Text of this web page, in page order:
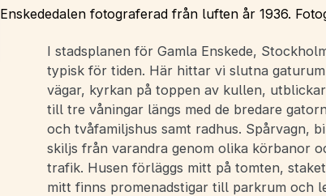
Enskededalen fotograferad från luften år 1936.
I stadsplanen för Gamla Enskede,
typisk för tiden. Här hittar vi slutna
vägar, kyrkan på toppen av kullen,
till tre våningar längs med de bredare
och tvåfamiljshus samt radhus. Spårvagn,
skiljs från varandra genom olika körbanor
trafik. Husen förläggs mitt på tomten,
mitt finns promenadstigar till parkrum och